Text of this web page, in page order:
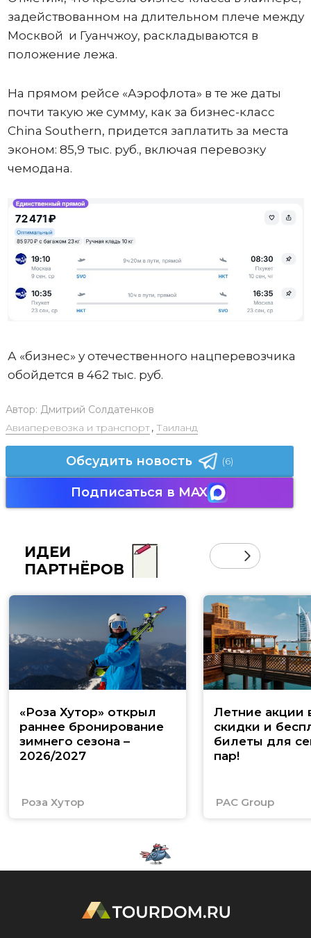
задействованном на длительном плече между
Москвой и Гуанчжоу, раскладываются в
положение лежа.
На прямом рейсе «Аэрофлота» в те же даты
почти такую же сумму, как за бизнес-класс
China Southern, придется заплатить за места
эконом: 85,9 тыс. руб., включая перевозку
чемодана.
А «бизнес» у отечественного нацперевозчика
обойдется в 462 тыс. руб.
Автор: Дмитрий Солдатенков
Авиаперевозка и транспорт, Таиланд
Обсудить новость (6)
Подписаться в MAX
ИДЕИ
ПАРТНЁРОВ
«Роза Хутор» открыл
раннее бронирование
зимнего сезона –
2026/2027
Роза Хутор
Летние акции
скидки и
билеты для
пар!
PAC Group